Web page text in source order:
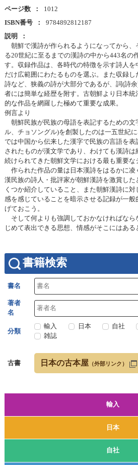
輸入
日本
自社
ページ数
1012
ISBN番号
9784892812187
説明
朝鮮で漢詩が作られるようになってから、
る20世紀に至るまでの漢詩の中から443名の
す。収録作品は、各時代の特徴を示す詩人
だけ広範囲にわたるものを選ぶ。また収録
詩など、狭義の詩が大部分であるが、詞(詩
者には簡単な経歴を附す。古朝鮮より日本
的な作品を網羅した極めて重要な成果。
例言より
朝鮮民族が民族の母語を表記するための文
ル、チョソングル)を創製したのは一五世紀
では中国から伝来した漢字で民族の言語を表
されたものが漢文学であり、わけても漢詩は
続けられてきた朝鮮文学における最も重要な
作られた作品の量は日本漢詩をはるかに凌
漢民族の詩人・批評家が朝鮮漢詩を激賞し
くつか紹介していること、また朝鮮漢詩に
感を感じていることを暗示させる記録が一
げておこう。
そして何よりも強調しておかなければなら
じめて表出できる思想、情感がそこにはある
書籍検索
書名
著者
名
分類
輸入 日本 自社
雑誌
古書 日本の古本屋 （外部リンク）